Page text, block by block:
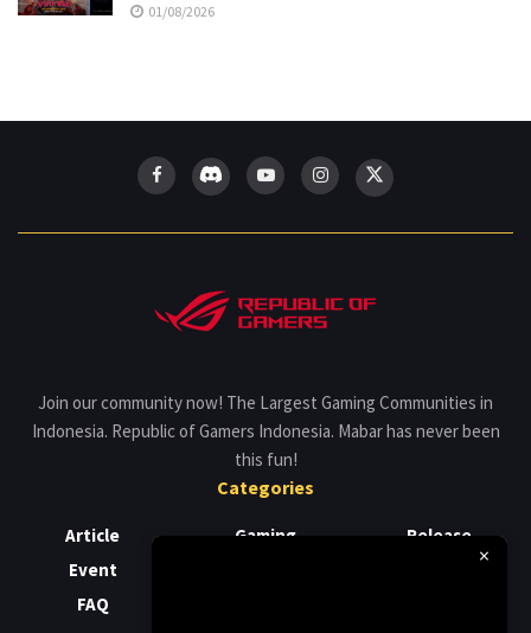
01/08/2026
Join our community now! The Largest Gaming Communities in
Indonesia. Republic of Gamers Indonesia. Mabar has never been
this fun!
Categories
Article
Event
FAQ
Gaming
Release
×